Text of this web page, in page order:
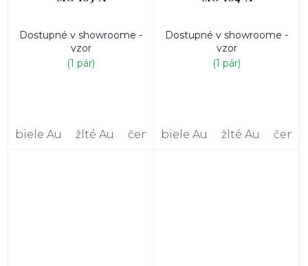
Dostupné v showroome -
vzor
(1 pár)
biele Au žlté Au červené Au
Dostupné v showroome -
vzor
(1 pár)
biele Au žlté Au